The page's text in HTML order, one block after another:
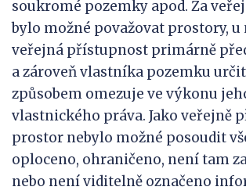
soukromé pozemky apod. Za
bylo možné považovat prostory, u
veřejná přístupnost primárně
a zároveň vlastníka pozemku
způsobem omezuje ve výkonu
vlastnického práva. Jako veřejně
prostor nebylo možné posoudit
oploceno, ohraničeno, není tam
nebo není viditelně označeno